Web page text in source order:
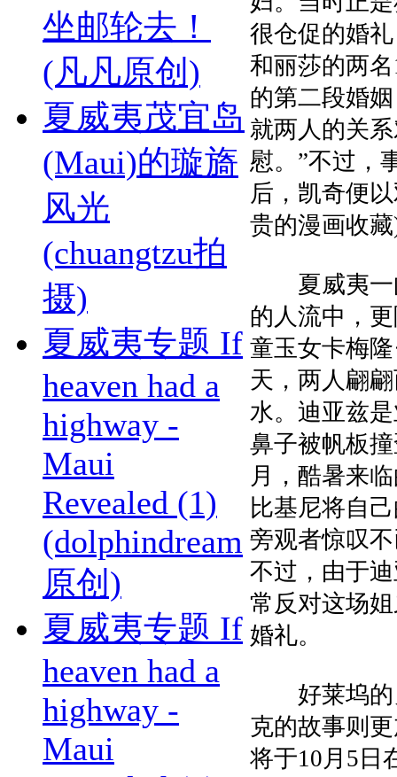
坐邮轮去！
(凡凡原创)
夏威夷茂宜岛
(Maui)的璇旖
风光
(chuangtzu拍
摄)
夏威夷专题 If
heaven had a
highway -
Maui
Revealed (1)
(dolphindream
原创)
夏威夷专题 If
heaven had a
highway -
Maui
很仓促的婚
和丽莎的两
的第二段婚
就两人的关
慰。”不过，
后，凯奇便
贵的漫画收
夏威夷一
的人流中，
童玉女卡梅
天，两人翩
水。迪亚兹
鼻子被帆板
月，酷暑来
比基尼将自
旁观者惊叹
不过，由于
常反对这场
婚礼。
好莱坞的另
克的故事则
将于10月5日